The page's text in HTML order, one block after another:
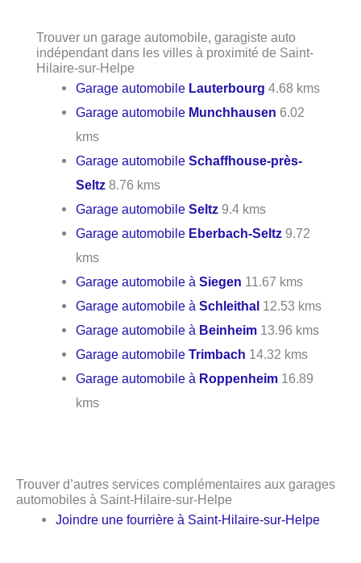
Trouver un garage automobile, garagiste auto
indépendant dans les villes à proximité de Saint-
Hilaire-sur-Helpe
Garage automobile Lauterbourg 4.68 kms
Garage automobile Munchhausen 6.02
kms
Garage automobileSchaffhouse-près-
Seltz 8.76 kms
Garage automobileSeltz 9.4 kms
Garage automobile Eberbach-Seltz 9.72
kms
Garage automobile àSiegen 11.67 kms
Garage automobile àSchleithal 12.53 kms
Garage automobile à Beinheim 13.96 kms
Garage automobileTrimbach 14.32 kms
Garage automobile à Roppenheim 16.89
kms
Trouver d’autres services complémentaires aux garages
automobiles à Saint-Hilaire-sur-Helpe
Joindre une fourrière à Saint-Hilaire-sur-Helpe